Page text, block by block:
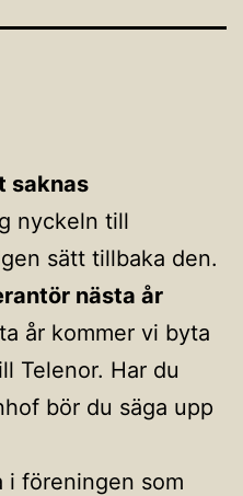
saknas
nyckeln till
sätt tillbaka den.
nästa år
år kommer vi byta
Telenor. Har du
bör du säga upp
i föreningen som